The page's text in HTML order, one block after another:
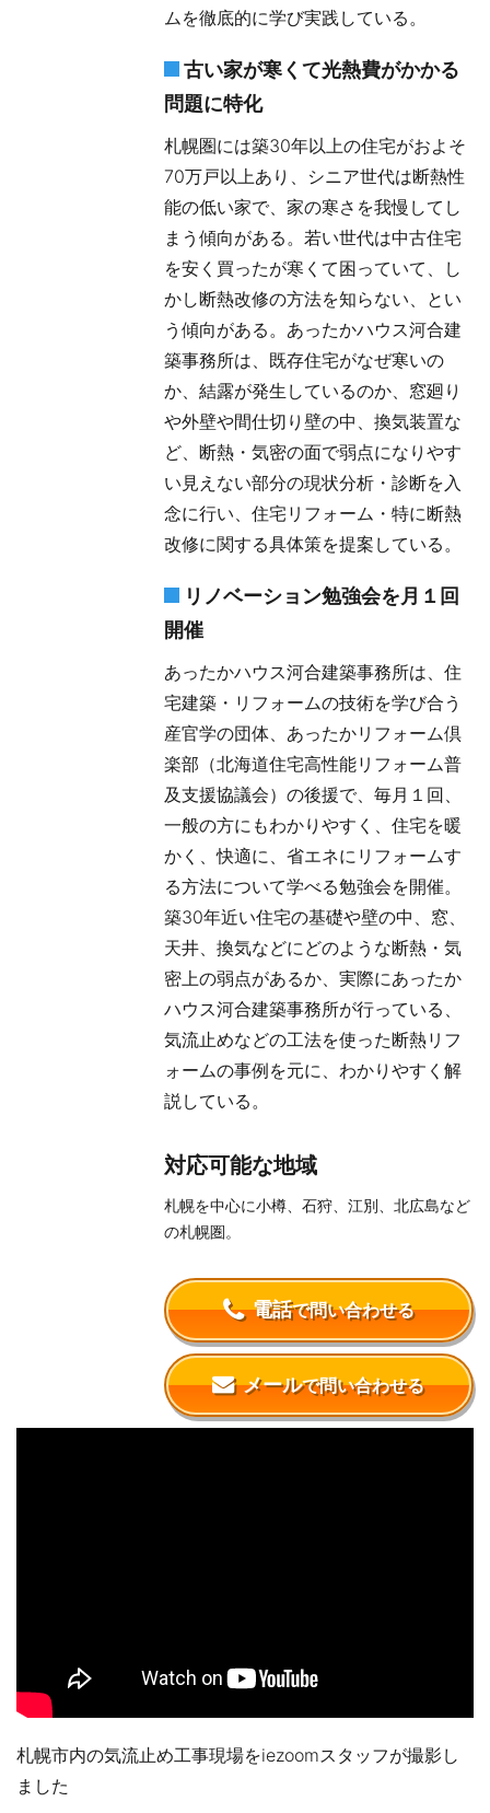
ムを徹底的に学び実践している。
古い家が寒くて光熱費がかかる
問題に特化
札幌圏には築30年以上の住宅がおよそ
70万戸以上あり、シニア世代は断熱性
能の低い家で、家の寒さを我慢してし
まう傾向がある。若い世代は中古住宅
を安く買ったが寒くて困っていて、し
かし断熱改修の方法を知らない、とい
う傾向がある。あったかハウス河合建
築事務所は、既存住宅がなぜ寒いの
か、結露が発生しているのか、窓廻り
や外壁や間仕切り壁の中、換気装置な
ど、断熱・気密の面で弱点になりやす
い見えない部分の現状分析・診断を入
念に行い、住宅リフォーム・特に断熱
改修に関する具体策を提案している。
リノベーション勉強会を月１回
開催
あったかハウス河合建築事務所は、住
宅建築・リフォームの技術を学び合う
産官学の団体、あったかリフォーム倶
楽部（北海道住宅高性能リフォーム普
及支援協議会）の後援で、毎月１回、
一般の方にもわかりやすく、住宅を暖
かく、快適に、省エネにリフォームす
る方法について学べる勉強会を開催。
築30年近い住宅の基礎や壁の中、窓、
天井、換気などにどのような断熱・気
密上の弱点があるか、実際にあったか
ハウス河合建築事務所が行っている、
気流止めなどの工法を使った断熱リフ
ォームの事例を元に、わかりやすく解
説している。
対応可能な地域
札幌を中心に小樽、石狩、江別、北広島など
の札幌圏。
電話で問い合わせる
メールで問い合わせる
札幌市内の気流止め工事現場をiezoomスタッフが撮影し
ました